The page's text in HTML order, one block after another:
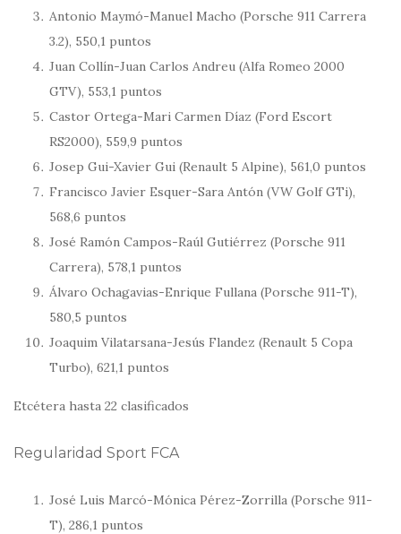
Antonio Maymó-Manuel Macho (Porsche 911 Carrera
3.2), 550,1 puntos
Juan Collín-Juan Carlos Andreu (Alfa Romeo 2000
GTV), 553,1 puntos
Castor Ortega-Mari Carmen Díaz (Ford Escort
RS2000), 559,9 puntos
Josep Gui-Xavier Gui (Renault 5 Alpine), 561,0 puntos
Francisco Javier Esquer-Sara Antón (VW Golf GTi),
568,6 puntos
José Ramón Campos-Raúl Gutiérrez (Porsche 911
Carrera), 578,1 puntos
Álvaro Ochagavias-Enrique Fullana (Porsche 911-T),
580,5 puntos
Joaquim Vilatarsana-Jesús Flandez (Renault 5 Copa
Turbo), 621,1 puntos
Etcétera hasta 22 clasificados
Regularidad Sport FCA
José Luis Marcó-Mónica Pérez-Zorrilla (Porsche 911-
T), 286,1 puntos